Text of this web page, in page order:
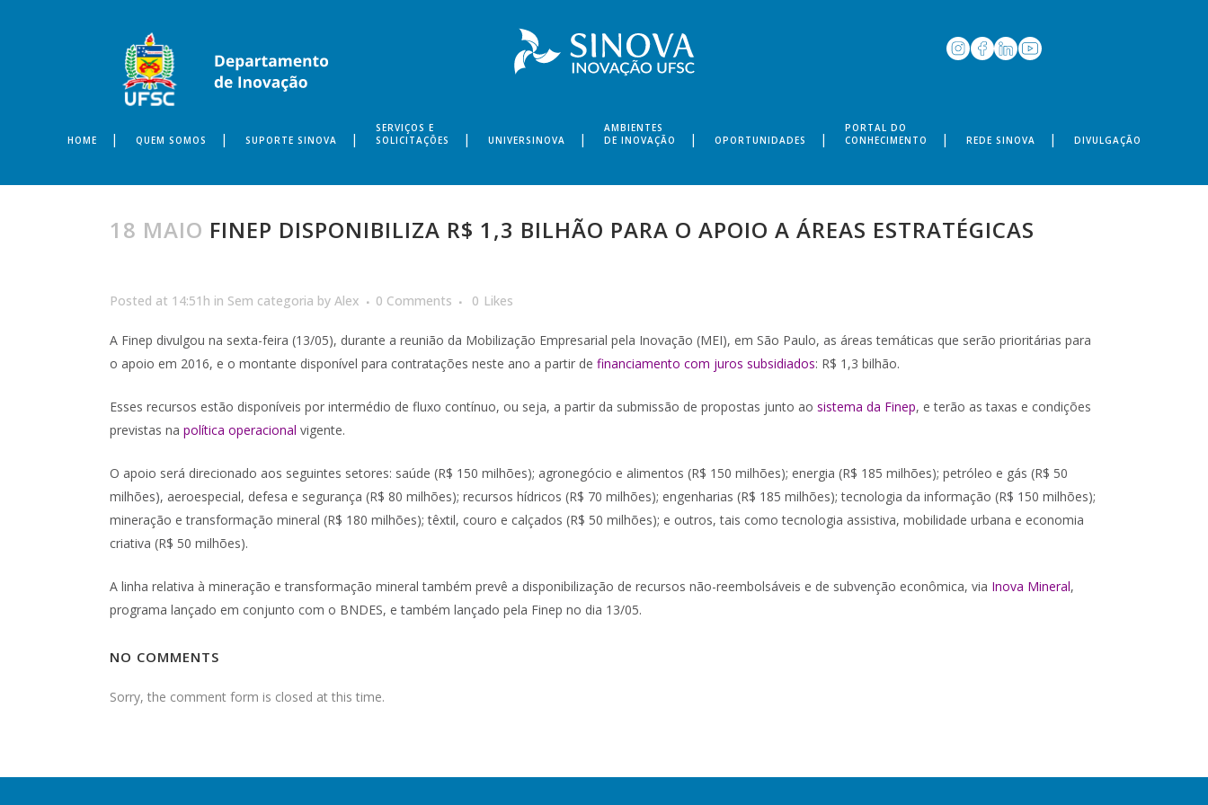
HOME QUEM SOMOS SUPORTE SINOVA
SERVIÇOS E
SOLICITAÇÕES
UNIVERSINOVA
AMBIENTES
DE INOVAÇÃO
OPORTUNIDADES
PORTAL DO
CONHECIMENTO
REDE SINOVA DIVULGAÇÃO
18 MAIO FINEP DISPONIBILIZA R$ 1,3 BILHÃO PARA O APOIO A ÁREAS ESTRATÉGICAS
Posted at 14:51h in Sem categoria by Alex 0 Comments 0 Likes
A Finep divulgou na sexta-feira (13/05), durante a reunião da Mobilização Empresarial pela Inovação (MEI), em São Paulo, as áreas temáticas que serão prioritárias para
o apoio em 2016, e o montante disponível para contratações neste ano a partir de financiamento com juros subsidiados: R$ 1,3 bilhão.
Esses recursos estão disponíveis por intermédio de fluxo contínuo, ou seja, a partir da submissão de propostas junto ao sistema da Finep, e terão as taxas e condições
previstas na política operacional vigente.
O apoio será direcionado aos seguintes setores: saúde (R$ 150 milhões); agronegócio e alimentos (R$ 150 milhões); energia (R$ 185 milhões); petróleo e gás (R$ 50
milhões), aeroespecial, defesa e segurança (R$ 80 milhões); recursos hídricos (R$ 70 milhões); engenharias (R$ 185 milhões); tecnologia da informação (R$ 150 milhões);
mineração e transformação mineral (R$ 180 milhões); têxtil, couro e calçados (R$ 50 milhões); e outros, tais como tecnologia assistiva, mobilidade urbana e economia
criativa (R$ 50 milhões).
A linha relativa à mineração e transformação mineral também prevê a disponibilização de recursos não-reembolsáveis e de subvenção econômica, via Inova Mineral,
programa lançado em conjunto com o BNDES, e também lançado pela Finep no dia 13/05.
NO COMMENTS
Sorry, the comment form is closed at this time.